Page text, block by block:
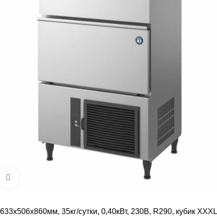
633х506х860мм, 35кг/сутки, 0,40кВт, 230В, R290, кубик XXXL